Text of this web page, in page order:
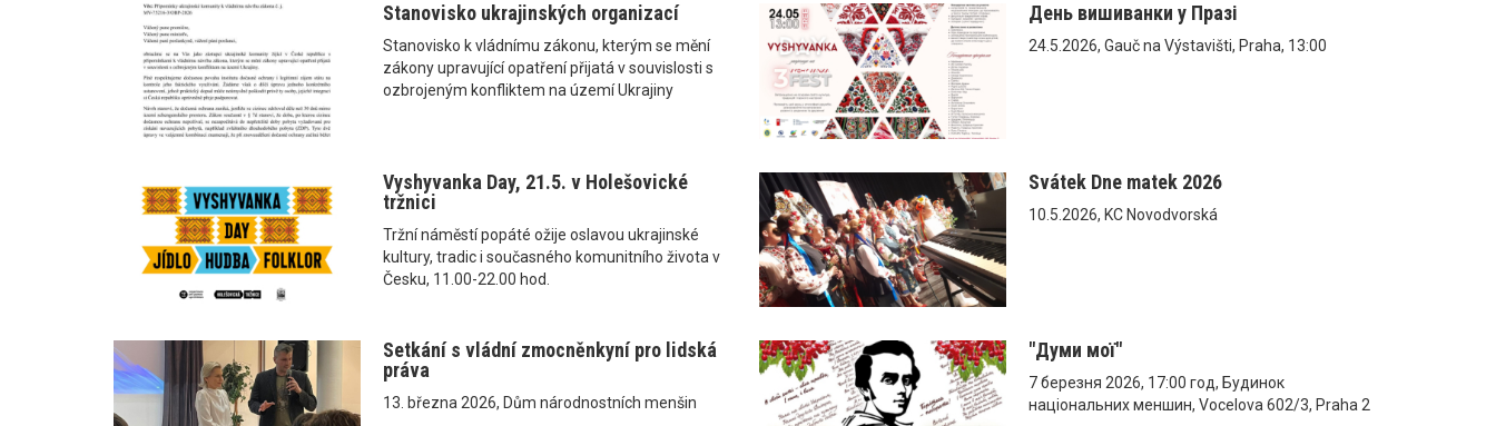
Stanovisko ukrajinských organizací
Stanovisko k vládnímu zákonu, kterým se mění
zákony upravující opatření přijatá v souvislosti s
ozbrojeným konfliktem na území Ukrajiny
День вишиванки у Празі
24.5.2026, Gauč na Výstavišti, Praha, 13:00
Vyshyvanka Day, 21.5. v Holešovické
tržnici
Tržní náměstí popáté ožije oslavou ukrajinské
kultury, tradic i současného komunitního života v
Česku, 11.00-22.00 hod.
Svátek Dne matek 2026
10.5.2026, KC Novodvorská
Setkání s vládní zmocněnkyní pro lidská
práva
13. března 2026, Dům národnostních menšin
"Думи мої"
7 березня 2026, 17:00 год, Будинок
національних меншин, Vocelova 602/3, Praha 2